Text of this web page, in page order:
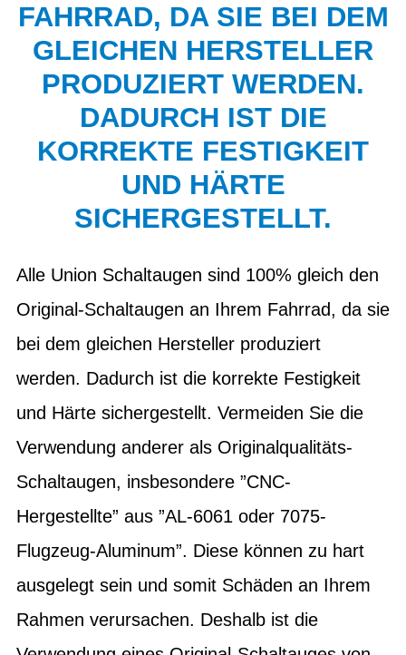
FAHRRAD, DA SIE BEI DEM
GLEICHEN HERSTELLER
PRODUZIERT WERDEN.
DADURCH IST DIE
KORREKTE FESTIGKEIT
UND HÄRTE
SICHERGESTELLT.
Alle Union Schaltaugen sind 100% gleich den
Original-Schaltaugen an Ihrem Fahrrad, da sie
bei dem gleichen Hersteller produziert
werden. Dadurch ist die korrekte Festigkeit
und Härte sichergestellt. Vermeiden Sie die
Verwendung anderer als Originalqualitäts-
Schaltaugen, insbesondere ”CNC-
Hergestellte” aus ”AL-6061 oder 7075-
Flugzeug-Aluminum”. Diese können zu hart
ausgelegt sein und somit Schäden an Ihrem
Rahmen verursachen. Deshalb ist die